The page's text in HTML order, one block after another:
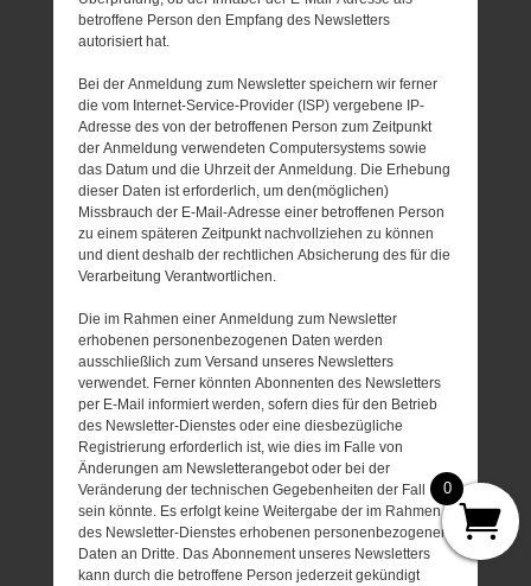
betroffene Person den Empfang des Newsletters
autorisiert hat.
Bei der Anmeldung zum Newsletter speichern wir ferner
die vom Internet-Service-Provider (ISP) vergebene IP-
Adresse des von der betroffenen Person zum Zeitpunkt
der Anmeldung verwendeten Computersystems sowie
das Datum und die Uhrzeit der Anmeldung. Die Erhebung
dieser Daten ist erforderlich, um den(möglichen)
Missbrauch der E-Mail-Adresse einer betroffenen Person
zu einem späteren Zeitpunkt nachvollziehen zu können
und dient deshalb der rechtlichen Absicherung des für die
Verarbeitung Verantwortlichen.
Die im Rahmen einer Anmeldung zum Newsletter
erhobenen personenbezogenen Daten werden
ausschließlich zum Versand unseres Newsletters
verwendet. Ferner könnten Abonnenten des Newsletters
per E-Mail informiert werden, sofern dies für den Betrieb
des Newsletter-Dienstes oder eine diesbezügliche
Registrierung erforderlich ist, wie dies im Falle von
Änderungen am Newsletterangebot oder bei der
Veränderung der technischen Gegebenheiten der Fall
sein könnte. Es erfolgt keine Weitergabe der im Rahmen
des Newsletter-Dienstes erhobenen personenbezogenen
Daten an Dritte. Das Abonnement unseres Newsletters
kann durch die betroffene Person jederzeit gekündigt
0